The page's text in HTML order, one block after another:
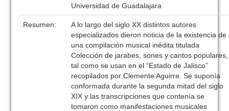
Universidad de Guadalajara
Resumen:
A lo largo del siglo XX distintos autores
especializados dieron noticia de la existencia de
una compilación musical inédita titulada
Colección de jarabes, sones y cantos populares,
tal como se usan en el “Estado de Jalisco”
recopilados por Clemente Aguirre. Se suponía
conformada durante la segunda mitad del siglo
XIX y las transcripciones que contenía se
tomaron como manifestaciones musicales